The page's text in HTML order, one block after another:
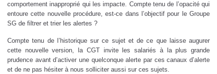
comportement inapproprié qui les impacte. Compte tenu de l’opacité qui
entoure cette nouvelle procédure, est-ce dans l’objectif pour le Groupe
SG de filtrer et trier les alertes ?
Compte tenu de l’historique sur ce sujet et de ce que laisse augurer
cette nouvelle version, la CGT invite les salariés à la plus grande
prudence avant d’activer une quelconque alerte par ces canaux d’alerte
et de ne pas hésiter à nous solliciter aussi sur ces sujets.